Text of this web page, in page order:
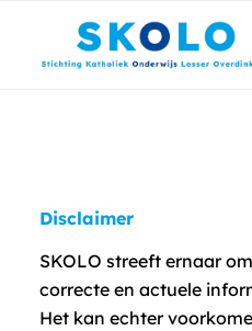
Disclaimer
SKOLO streeft ernaar
correcte en actuele
Het kan echter